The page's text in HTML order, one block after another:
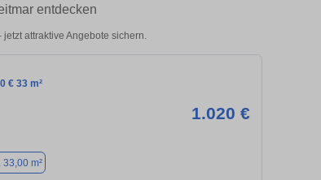
entdecken
attraktive Angebote sichern.
€ 33 m²
1.020 €
33,00 m²